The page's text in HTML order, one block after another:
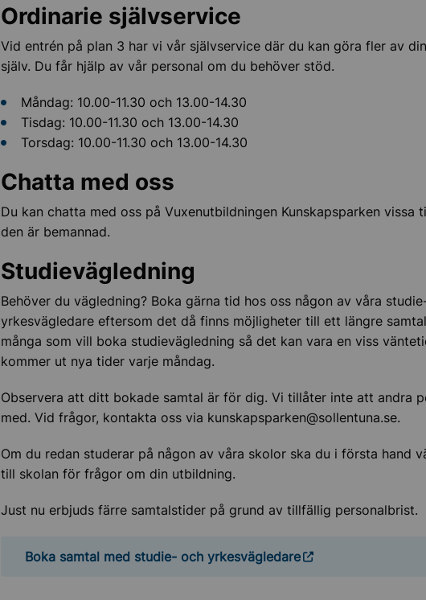
Ordinarie självservice
Vid entrén på plan 3 har vi vår självservice där du kan göra fler av
själv. Du får hjälp av vår personal om du behöver stöd.
Måndag: 10.00-11.30 och 13.00-14.30
Tisdag: 10.00-11.30 och 13.00-14.30
Torsdag: 10.00-11.30 och 13.00-14.30
Chatta med oss
Du kan chatta med oss på Vuxenutbildningen Kunskapsparken vissa
den är bemannad.
Studievägledning
Behöver du vägledning? Boka gärna tid hos oss någon av våra
yrkesvägledare eftersom det då finns möjligheter till ett längre
många som vill boka studievägledning så det kan vara en viss
kommer ut nya tider varje måndag.
Observera att ditt bokade samtal är för dig. Vi tillåter inte att andra
med. Vid frågor, kontakta oss via kunskapsparken@sollentuna.se.
Om du redan studerar på någon av våra skolor ska du i första hand
till skolan för frågor om din utbildning.
Just nu erbjuds färre samtalstider på grund av tillfällig personalbrist.
Boka samtal med studie- och yrkesvägledare